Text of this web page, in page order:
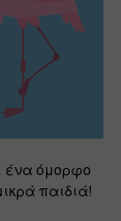
ένα όμορφο
παιδιά!